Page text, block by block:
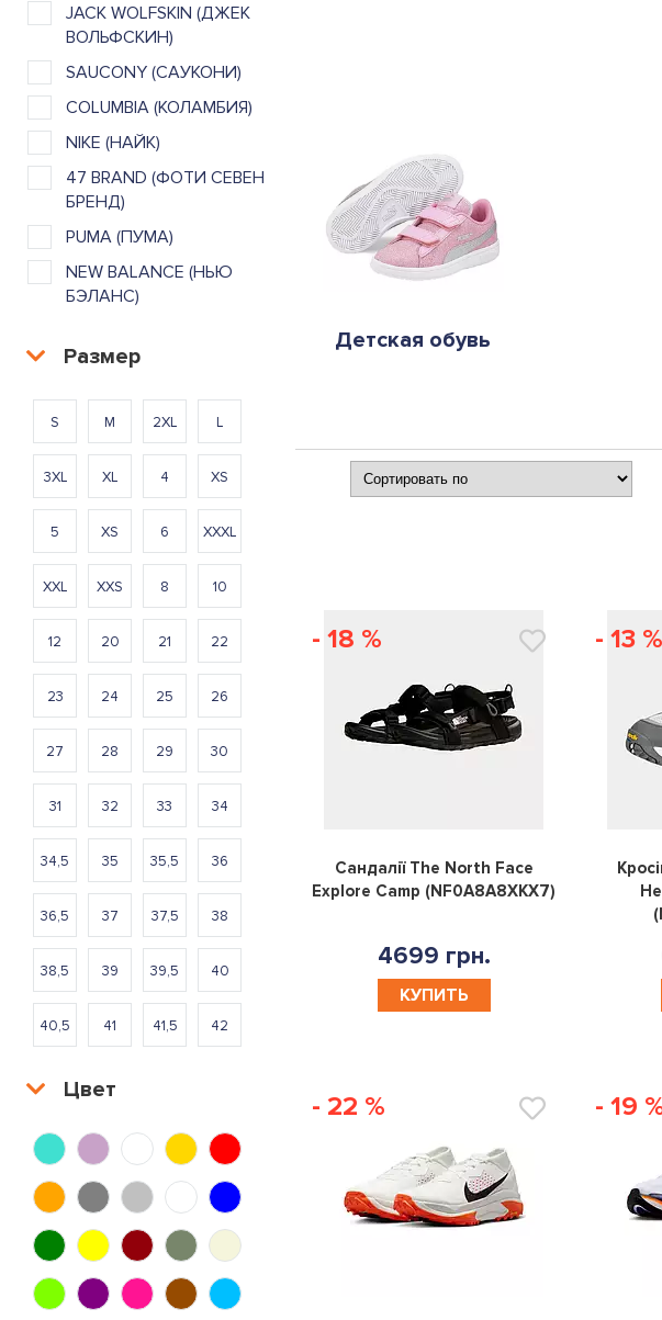
JACK WOLFSKIN (ДЖЕК
ВОЛЬФСКИН)
SAUCONY (САУКОНИ)
COLUMBIA (КОЛАМБИЯ)
NIKE (НАЙК)
47 BRAND (ФОТИ СЕВЕН
БРЕНД)
PUMA (ПУМА)
NEW BALANCE (НЬЮ
БЭЛАНС)
Размер
S M 2XL L
3XL XL 4 XS
5 XS 6 XXXL
XXL XXS 8 10
12 20 21 22
23 24 25 26
27 28 29 30
31 32 33 34
34,5 35 35,5 36
36,5 37 37,5 38
38,5 39 39,5 40
40,5 41 41,5 42
42,5
44,5 45 46 46,5
47 48 50 52
54 56 58 140
74 80 86 92
Цвет
Детская обувь
- 18 %
0
Сандалії The North Face
Explore Camp (NF0A8A8XKX7)
4699 грн.
КУПИТЬ
- 13 %
- 22 % - 19